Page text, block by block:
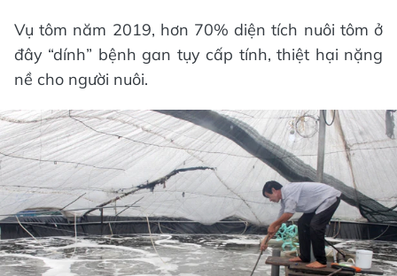
Vụ tôm năm 2019, hơn 70% diện tích nuôi tôm ở
đây “dính” bệnh gan tụy cấp tính, thiệt hại nặng
nề cho người nuôi.